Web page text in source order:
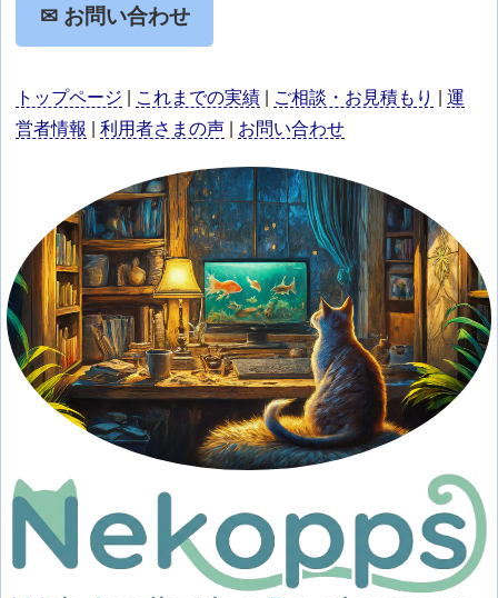
✉ お問い合わせ
トップページ これまでの実績 ご相談・お見積もり |運
営者情報
|利用者さまの声 お問い合わせ